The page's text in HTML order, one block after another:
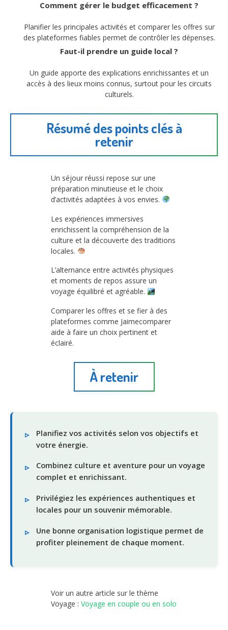
Comment gérer le budget efficacement ?
Planifier les principales activités et comparer les offres sur
des plateformes fiables permet de contrôler les dépenses.
Faut-il prendre un guide local ?
Un guide apporte des explications enrichissantes et un
accès à des lieux moins connus, surtout pour les circuits
culturels.
Résumé des points clés à
retenir
Un séjour réussi repose sur une
préparation minutieuse et le choix
d’activités adaptées à vos envies.
Les expériences immersives
enrichissent la compréhension de la
culture et la découverte des traditions
locales.
L’alternance entre activités physiques
et moments de repos assure un
voyage équilibré et agréable.
Comparer les offres et se fier à des
plateformes comme Jaimecomparer
aide à faire un choix pertinent et
éclairé.
À retenir
Planifiez vos activités selon vos objectifs et
votre énergie.
Combinez culture et aventure pour un voyage
complet et enrichissant.
Privilégiez les expériences authentiques et
locales pour un souvenir mémorable.
Une bonne organisation logistique permet de
profiter pleinement de chaque moment.
Voir un autre article sur le thème
Voyage : Voyage en couple ou en solo